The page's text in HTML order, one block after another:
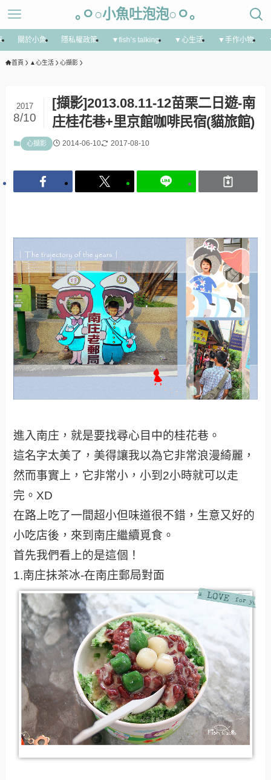
｡ㅇ○小魚吐泡泡○ㅇ｡
關於小魚 隱私權政策 ▼fish’s talking ▼心生活 ▼手作小物
首頁 ▲心生活 心擷影
[擷影]2013.08.11-12苗栗二日遊-南
庄桂花巷+里京館咖啡民宿(貓旅館)
2017
8/10
心擷影 2014-06-10 2017-08-10
進入南庄，就是要找尋心目中的桂花巷。
這名字太美了，美得讓我以為它非常浪漫綺麗，
然而事實上，它非常小，小到2小時就可以走
完。XD
在路上吃了一間超小但味道很不錯，生意又好的
小吃店後，來到南庄繼續覓食。
首先我們看上的是這個！
1.南庄抺茶冰-在南庄郵局對面